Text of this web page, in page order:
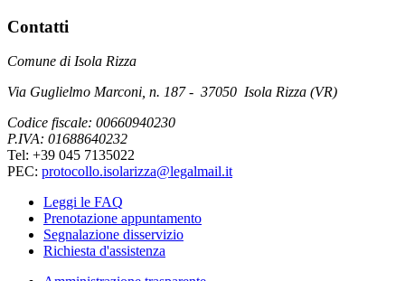
Contatti
Comune di Isola Rizza
Via Guglielmo Marconi, n. 187 - 37050 Isola Rizza (VR)
Codice fiscale: 00660940230
P.IVA: 01688640232
Tel: +39 045 7135022
PEC: protocollo.isolarizza@legalmail.it
Leggi le FAQ
Prenotazione appuntamento
Segnalazione disservizio
Richiesta d'assistenza